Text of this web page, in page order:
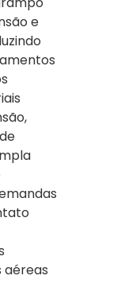
e
aéreas